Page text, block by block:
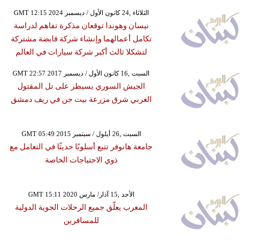
GMT 12:15 2024 الثلاثاء ,24 كانون الأول / ديسمبر
نيسان وهوندا توقعان مذكرة تفاهم لدراسة
تكامل أعمالهما وإنشاء شركة قابضة مشتركة
لتشكلا ثالث أكبر شركة سيارات في العالم
GMT 22:57 2017 السبت ,16 كانون الأول / ديسمبر
الجيش السوري يسيطر على تل المقتول
الغربي شرق مزرعة بيت جن في ريف دمشق
GMT 05:49 2015 السبت ,26 أيلول / سبتمبر
جامعة هانوفر تتبع أسلوبًا حديثًا في التعامل مع
ذوي الاحتياجات الخاصة
GMT 15:11 2020 الأحد ,15 آذار/ مارس
المغرب يعلّق جميع الرحلات الجوية الدولية
للمسافرين